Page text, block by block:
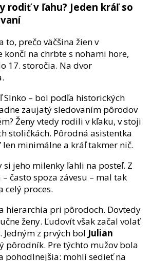
rodiť v ľahu? Jeden kráľ so
to, prečo väčšina žien v
končí na chrbte s nohami hore,
17. storočia. Na dvor
Slnko – bol podľa historických
zaujatý sledovaním pôrodov
Ženy vtedy rodili v kľaku, v stoji
stoličkách. Pôrodná asistentka
len minimálne a kráľ takmer nič.
jeho milenky ľahli na posteľ. Z
často spoza závesu – mal tak
celý proces.
hierarchia pri pôrodoch. Dovtedy
ženy. Ľudovít však začal volať
z prvých bol Julian
pôrodník. Pre týchto mužov bola
pohodlnejšia: mohli sedieť na